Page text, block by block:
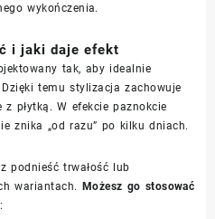
wykończenia.
i jaki daje efekt
tak, aby idealnie
temu stylizacja zachowuje
płytką. W efekcie paznokcie
znika „od razu” po kilku dniach.
podnieść trwałość lub
wariantach. Możesz go stosować